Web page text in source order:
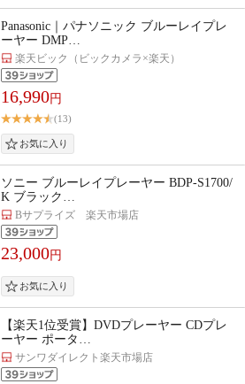
Panasonic｜パナソニック ブルーレイプレ
ーヤー DMP…
楽天ビック（ビックカメラ×楽天）
16,990円
(13)
ソニー ブルーレイプレーヤー BDP-S1700/
K ブラック…
Bサプライズ 楽天市場店
23,000円
【楽天1位受賞】DVDプレーヤー CDプレ
ーヤー ポータ…
サンワダイレクト楽天市場店